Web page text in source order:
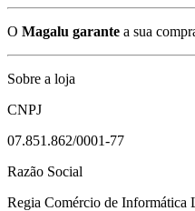
O Magalu garante a sua
Sobre a loja
CNPJ
07.851.862/0001-77
Razão Social
Regia Comércio de Informática